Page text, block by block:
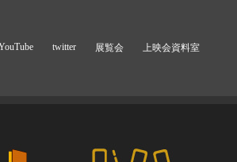
twitter 展覧会 上映会資料室